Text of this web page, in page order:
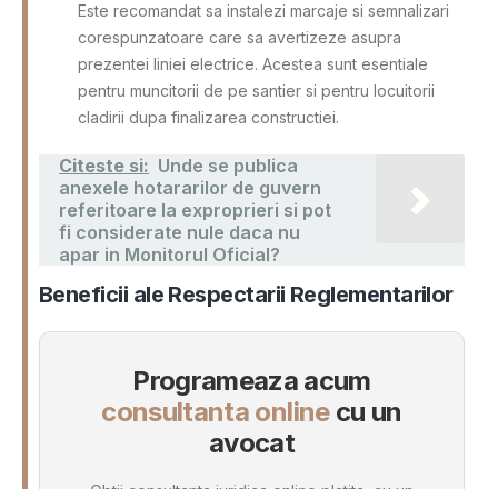
Este recomandat sa instalezi marcaje si semnalizari
corespunzatoare care sa avertizeze asupra
prezentei liniei electrice. Acestea sunt esentiale
pentru muncitorii de pe santier si pentru locuitorii
cladirii dupa finalizarea constructiei.
Citeste si: Unde se publica
anexele hotararilor de guvern
referitoare la exproprieri si pot
fi considerate nule daca nu
apar in Monitorul Oficial?
Beneficii ale Respectarii Reglementarilor
Programeaza acum
consultanta onlinecu un
avocat